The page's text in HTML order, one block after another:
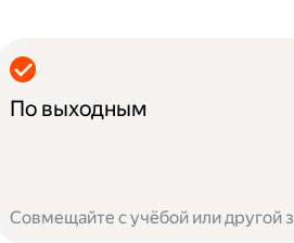
По выходным
Совмещайте с учёбой или другой